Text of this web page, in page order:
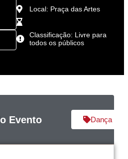
Local: Praça das Artes
Classificação: Livre para
todos os públicos
Evento Dança